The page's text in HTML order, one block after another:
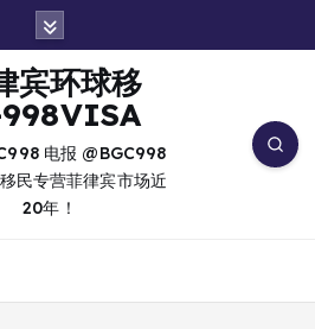
电报 @BGC998
民专营菲律宾市场近
20年！